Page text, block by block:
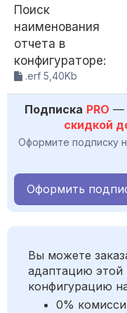
Поиск
наименования
отчета в
конфигураторе:
.erf 5,40Kb
Подписка PRO —
скидкой
Оформите подписку
Оформить
Вы можете
адаптацию этой
конфигурацию
0%